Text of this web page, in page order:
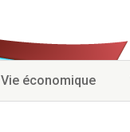
Vie économique